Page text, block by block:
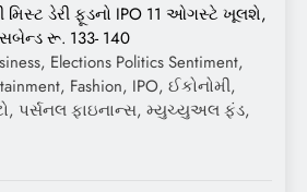
મિસ્ટ ડેરી ફૂડનો IPO 11 ઓગસ્ટે ખૂલશે,
રૂ. 133- 140
Elections Politics Sentiment,
Fashion, IPO, ઈકોનોમી,
પર્સનલ ફાઇનાન્સ, મ્યુચ્યુઅલ ફંડ,